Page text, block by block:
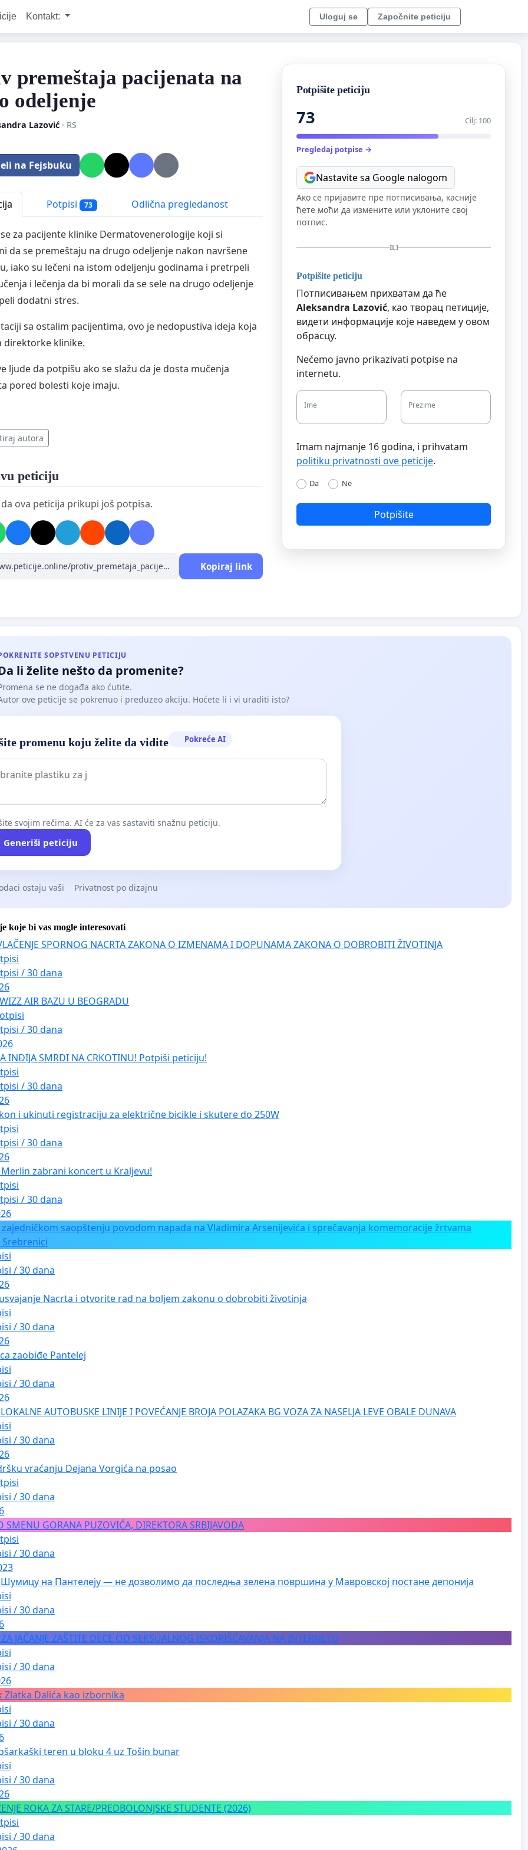
Kontakt: Uloguj se Započnite peticiju
premeštaja pacijenata na
odeljenje
Lazović· RS
na Fejsbuku
Potpisi 73 Odlična pregledanost
za pacijente klinike Dermatovenerologije koji si
da se premeštaju na drugo odeljenje nakon navršene
iako su lečeni na istom odeljenju godinama i pretrpeli
i lečenja da bi morali da se sele na drugo odeljenje
dodatni stres.
sa ostalim pacijentima, ovo je nedopustiva ideja koja
direktorke klinike.
ljude da potpišu ako se slažu da je dosta mučenja
pored bolesti koje imaju.
autora
peticiju
ova peticija prikupi još potpisa.
Kopiraj link
Potpišite peticiju
73 Cilj: 100
Pregledaj potpise →
Nastavite sa Google nalogom
Ако се пријавите пре потписивања, касније
ћете моћи да измените или уклоните свој
потпис.
ILI
Potpišite peticiju
Потписивањем прихватам да ће
Aleksandra Lazović, као творац петиције,
видети информације које наведем у овом
обрасцу.
Nećemo javno prikazivati potpise na
internetu.
Ime Prezime
Imam najmanje 16 godina, i prihvatam
politiku privatnosti ove peticije.
Da Ne
Potpišite
SOPSTVENU PETICIJU
li želite nešto da promenite?
se ne događa ako ćutite.
ove peticije se pokrenuo i preduzeo akciju. Hoćete li i vi uraditi isto?
promenu koju želite da vidite Pokreće AI
svojim rečima. AI će za vas sastaviti snažnu peticiju.
Generiši peticiju
ostaju vaši Privatnost po dizajnu
koje bi vas mogle interesovati
SPORNOG NACRTA ZAKONA O IZMENAMA I DOPUNAMA ZAKONA O DOBROBITI ŽIVOTINJA
/ 30 dana
AIR BAZU U BEOGRADU
/ 30 dana
INĐIJA SMRDI NA CRKOTINU! Potpiši peticiju!
/ 30 dana
i ukinuti registraciju za električne bicikle i skutere do 250W
/ 30 dana
zabrani koncert u Kraljevu!
/ 30 dana
saopštenju povodom napada na Vladimira Arsenijevića i sprečavanja komemoracije žrtvama
/ 30 dana
Nacrta i otvorite rad na boljem zakonu o dobrobiti životinja
/ 30 dana
zaobiđe Pantelej
/ 30 dana
AUTOBUSKE LINIJE I POVEĆANJE BROJA POLAZAKA BG VOZA ZA NASELJA LEVE OBALE DUNAVA
/ 30 dana
vraćanju Dejana Vorgića na posao
/ 30 dana
SMENU GORANA PUZOVIĆA, DIREKTORA SRBIJAVODA
/ 30 dana
на Пантелеју — не дозволимо да последња зелена површина у Мавровској постане депонија
/ 30 dana
JAČANJE ZAŠTITE DECE OD SEKSUALNOG ISKORIŠĆAVANJA NA INTERNETU
/ 30 dana
Zlatka Dalića kao izbornika
/ 30 dana
teren u bloku 4 uz Tošin bunar
/ 30 dana
ROKA ZA STARE/PREDBOLONJSKE STUDENTE (2026)
/ 30 dana